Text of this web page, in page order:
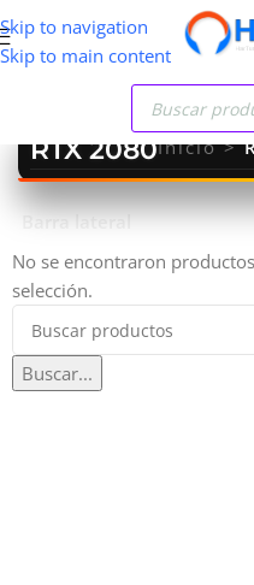
Skip to navigation
Skip to main content
RTX 2080Inicio>
Barra lateral
No se encontraron
selección.
Buscar...